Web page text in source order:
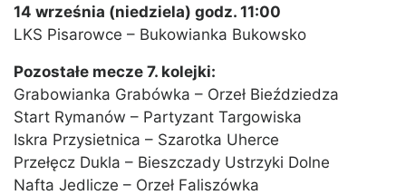
14 września (niedziela) godz. 11:00
LKS Pisarowce – Bukowianka Bukowsko
Pozostałe mecze 7. kolejki:
Grabowianka Grabówka – Orzeł Bieździedza
Start Rymanów – Partyzant Targowiska
Iskra Przysietnica – Szarotka Uherce
Przełęcz Dukla – Bieszczady Ustrzyki Dolne
Nafta Jedlicze – Orzeł Faliszówka